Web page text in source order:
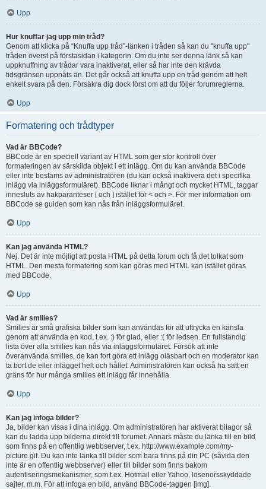
Upp
Hur knuffar jag upp min tråd?
Genom att klicka på “Knuffa upp tråd”-länken i tråden så kan du "knuffa upp"
tråden överst på förstasidan i kategorin. Om du inte ser denna länk så kan
uppknuffning av trådar vara inaktiverat, eller så har inte den krävda
tidsgränsen uppnåts än. Det går också att knuffa upp en tråd genom att helt
enkelt svara på den. Försäkra dig dock först om att du följer forumreglerna.
Upp
Formatering och trådtyper
Vad är BBCode?
BBCode är en speciell variant av HTML som ger stor kontroll över
formateringen av särskilda objekt i ett inlägg. Om du kan använda BBCode
eller inte bestäms av administratören (du kan också inaktivera det i specifika
inlägg via inläggsformuläret). BBCode liknar i mångt och mycket HTML, taggar
innesluts av hakparanteser [ och ] istället för < och >. För mer information om
BBCode se guiden som kan nås från inläggsformuläret.
Upp
Kan jag använda HTML?
Nej. Det är inte möjligt att posta HTML på detta forum och få det tolkat som
HTML. Den mesta formatering som kan göras med HTML kan istället göras
med BBCode.
Upp
Vad är smilies?
Smilies är små grafiska bilder som kan användas för att uttrycka en känsla
genom att använda en kod, t.ex. :) för glad, eller :( för ledsen. En fullständig
lista över alla smilies kan nås via inläggsformuläret. Försök att inte
överanvända smilies, de kan fort göra ett inlägg oläsbart och en moderator kan
ta bort de eller inlägget helt och hållet. Administratören kan också ha satt en
gräns för hur många smilies ett inlägg får innehålla.
Upp
Kan jag infoga bilder?
Ja, bilder kan visas i dina inlägg. Om administratören har aktiverat bilagor så
kan du ladda upp bilderna direkt till forumet. Annars måste du länka till en bild
som finns på en offentlig webbserver, t.ex. http://www.example.com/my-
picture.gif. Du kan inte länka till bilder som bara finns på din PC (såvida den
inte är en offentlig webbserver) eller till bilder som finns bakom
autentiseringsmekanismer, som t.ex. Hotmail eller Yahoo, lösenorsskyddade
sajter, m.m. För att infoga en bild, använd BBCode-taggen [img].